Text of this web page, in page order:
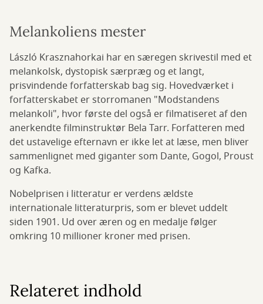
Melankoliens mester
László Krasznahorkai har en særegen skrivestil med et
melankolsk, dystopisk særpræg og et langt,
prisvindende forfatterskab bag sig. Hovedværket i
forfatterskabet er storromanen "Modstandens
melankoli", hvor første del også er filmatiseret af den
anerkendte filminstruktør Bela Tarr. Forfatteren med
det ustavelige efternavn er ikke let at læse, men bliver
sammenlignet med giganter som Dante, Gogol, Proust
og Kafka.
Nobelprisen i litteratur er verdens ældste
internationale litteraturpris, som er blevet uddelt
siden 1901. Ud over æren og en medalje følger
omkring 10 millioner kroner med prisen.
Relateret indhold